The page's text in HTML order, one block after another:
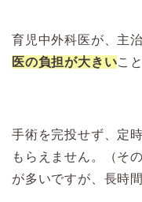
育児中外科医が、主
医の負担が大きいこと
手術を完投せず、定
もらえません。（そ
が多いですが、長時